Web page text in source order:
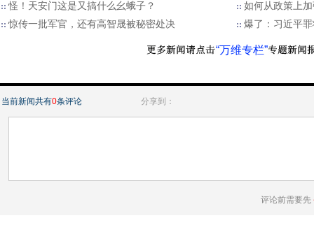
怪！天安门这是又搞什么幺蛾子？
如何从政策上
惊传一批军官，还有高智晟被秘密处决
爆了：习近平
“万维专栏”
当前新闻共有0条评论 分享到：
评论前需要先